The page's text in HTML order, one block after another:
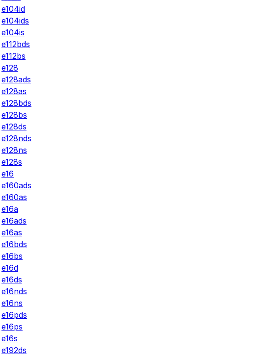
e104id
e104ids
e104is
e112bds
e112bs
e128
e128ads
e128as
e128bds
e128bs
e128ds
e128nds
e128ns
e128s
e16
e160ads
e160as
e16a
e16ads
e16as
e16bds
e16bs
e16d
e16ds
e16nds
e16ns
e16pds
e16ps
e16s
e192ds